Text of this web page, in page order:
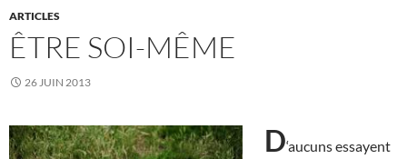
ARTICLES
ÊTRE SOI-MÊME
26 JUIN 2013
D‘aucunsessayent